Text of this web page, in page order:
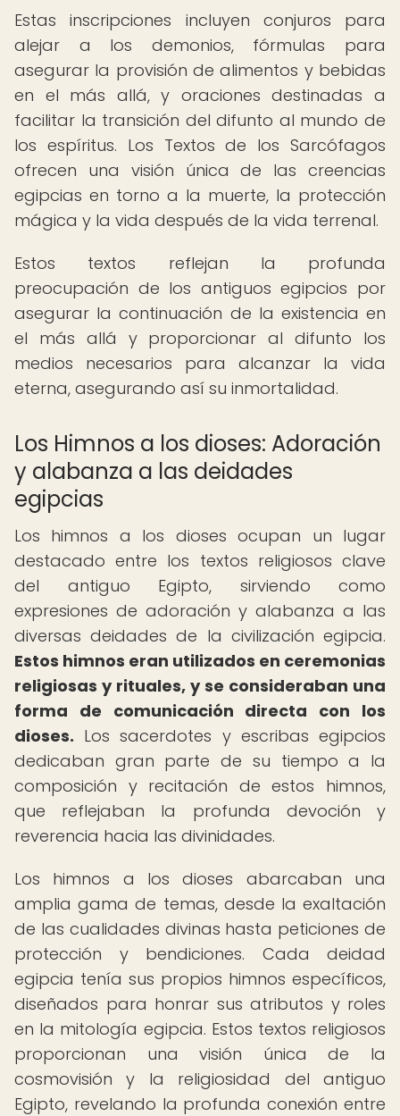
Estas inscripciones incluyen conjuros para
alejar a los demonios, fórmulas para
asegurar la provisión de alimentos y bebidas
en el más allá, y oraciones destinadas a
facilitar la transición del difunto al mundo de
los espíritus. Los Textos de los Sarcófagos
ofrecen una visión única de las creencias
egipcias en torno a la muerte, la protección
mágica y la vida después de la vida terrenal.
Estos textos reflejan la profunda
preocupación de los antiguos egipcios por
asegurar la continuación de la existencia en
el más allá y proporcionar al difunto los
medios necesarios para alcanzar la vida
eterna, asegurando así su inmortalidad.
Los Himnos a los dioses: Adoración
y alabanza a las deidades
egipcias
Los himnos a los dioses ocupan un lugar
destacado entre los textos religiosos clave
del antiguo Egipto, sirviendo como
expresiones de adoración y alabanza a las
diversas deidades de la civilización egipcia.
Estos himnos eran utilizados en ceremonias
religiosas y rituales, y se consideraban una
forma de comunicación directa con los
dioses. Los sacerdotes y escribas egipcios
dedicaban gran parte de su tiempo a la
composición y recitación de estos himnos,
que reflejaban la profunda devoción y
reverencia hacia las divinidades.
Los himnos a los dioses abarcaban una
amplia gama de temas, desde la exaltación
de las cualidades divinas hasta peticiones de
protección y bendiciones. Cada deidad
egipcia tenía sus propios himnos específicos,
diseñados para honrar sus atributos y roles
en la mitología egipcia. Estos textos religiosos
proporcionan una visión única de la
cosmovisión y la religiosidad del antiguo
Egipto, revelando la profunda conexión entre